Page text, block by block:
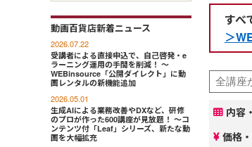
すべ
＞
内容
価格
動画百貨店新着ニュース
2026.07.22
受講者による直接申込で、自己啓発・e
ラーニング運用の手間を削減！ ～
WEBinsource「公開ダイレクト」に動
画レンタルの新機能追加
2026.05.01
生成AIによる業務改善やDXなど、研修
のプロが作った600講座が見放題！ ～コ
ンテンツ付「Leaf」シリーズ、新たな動
画を大幅拡充